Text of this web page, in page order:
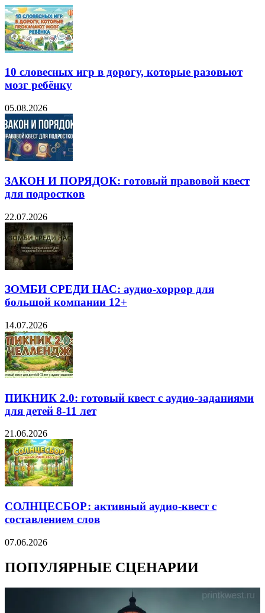
10 словесных игр в дорогу, которые разовьют
мозг ребёнку
05.08.2026
ЗАКОН И ПОРЯДОК: готовый правовой квест
для подростков
22.07.2026
ЗОМБИ СРЕДИ НАС: аудио-хоррор для
большой компании 12+
14.07.2026
ПИКНИК 2.0: готовый квест с аудио-заданиями
для детей 8-11 лет
21.06.2026
СОЛНЦЕСБОР: активный аудио-квест с
составлением слов
07.06.2026
ПОПУЛЯРНЫЕ СЦЕНАРИИ